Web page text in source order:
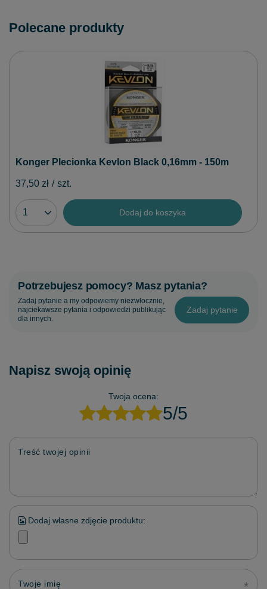
Polecane produkty
Konger Plecionka Kevlon Black 0,16mm - 150m
37,50 zł / szt.
Dodaj do koszyka
Potrzebujesz pomocy? Masz pytania?
Zadaj pytanie a my odpowiemy niezwłocznie,
najciekawsze pytania i odpowiedzi publikując
dla innych.
Zadaj pytanie
Napisz swoją opinię
Twoja ocena:
5/5
Treść twojej opinii
Dodaj własne zdjęcie produktu:
Twoje imię